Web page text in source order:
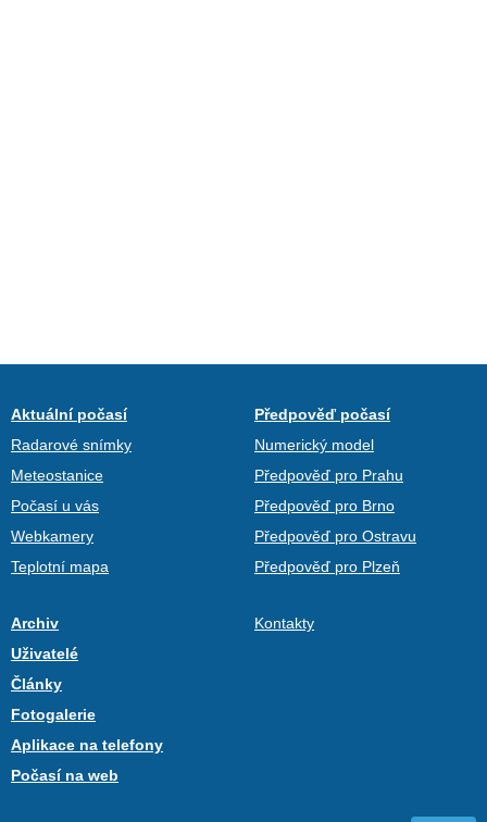
Aktuální počasí
Radarové snímky
Meteostanice
Počasí u vás
Webkamery
Teplotní mapa
Předpověď počasí
Numerický model
Předpověď pro Prahu
Předpověď pro Brno
Předpověď pro Ostravu
Předpověď pro Plzeň
Archiv
Uživatelé
Články
Fotogalerie
Aplikace na telefony
Počasí na web
Kontakty